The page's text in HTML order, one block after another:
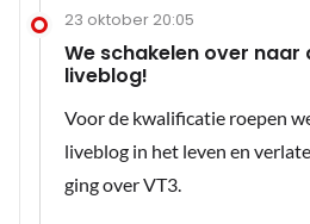
23 oktober 20:05
We schakelen over naar
liveblog!
Voor de kwalificatie roepen
liveblog in het leven en
ging over VT3.